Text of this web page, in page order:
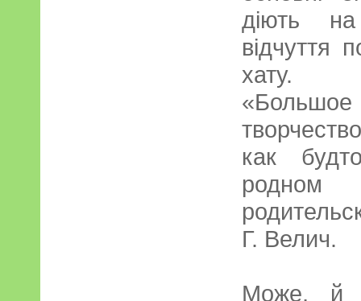
діють на
відчуття
хату.
как
родном
Г. Велич.
Може, й